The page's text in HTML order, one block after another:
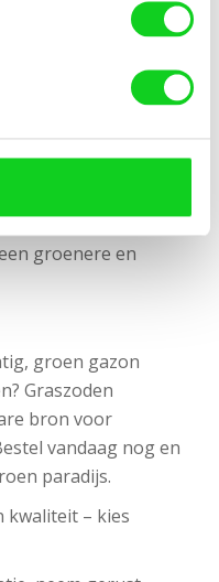
kan zijn voor
hebben we
volledig uit ons
betekent niet
omgeving. Je
graszoden kopen,
groenere en
groen gazon
Graszoden
bron voor
vandaag nog en
paradijs.
kwaliteit – kies